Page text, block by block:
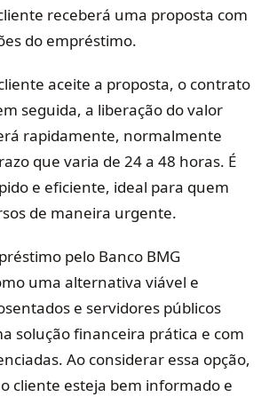
receberá uma proposta com
do empréstimo.
aceite a proposta, o contrato
seguida, a liberação do valor
rapidamente, normalmente
que varia de 24 a 48 horas. É
e eficiente, ideal para quem
de maneira urgente.
pelo Banco BMG
uma alternativa viável e
e servidores públicos
solução financeira prática e com
Ao considerar essa opção,
cliente esteja bem informado e